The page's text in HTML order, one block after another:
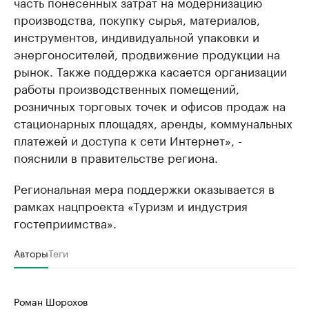
производства, покупку сырья, материалов,
инструментов, индивидуальной упаковки и
энергоносителей, продвижение продукции на
рынок. Также поддержка касается организации
работы производственных помещений,
розничных торговых точек и офисов продаж на
стационарных площадях, аренды, коммунальных
платежей и доступа к сети Интернет», -
пояснили в правительстве региона.
Региональная мера поддержки оказывается в
рамках нацпроекта «Туризм и индустрия
гостеприимства».
АвторыТеги
Роман Шорохов